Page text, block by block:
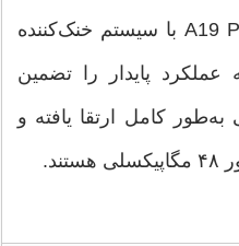
دستگاه به تراشه قدرتمند A19 Pro با سیستم خنک‌کننده
پایدار را تضمین
کامل ارتقا یافته و